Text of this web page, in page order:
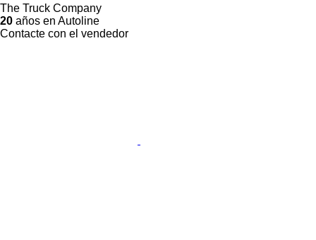
The Truck Company
20 años en Autoline
Contacte con el vendedor